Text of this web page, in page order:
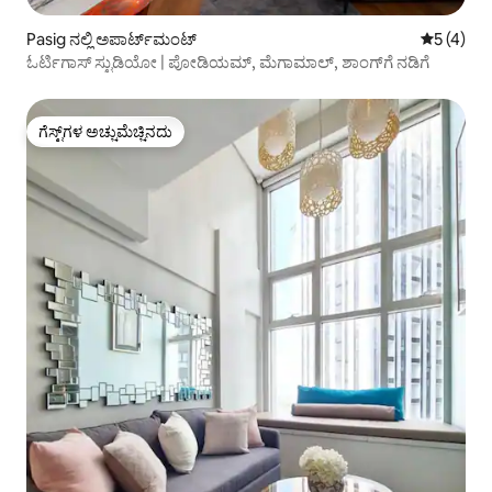
Pasig ನಲ್ಲಿ ಅಪಾರ್ಟ್‌ಮಂಟ್ 5 ರಲ್ಲಿ 5
5 (4)
ಓರ್ಟಿಗಾಸ್ ಸ್ಟುಡಿಯೋ | ಪೋಡಿಯಮ್, ಮೆಗಾಮಾಲ್, ಶಾಂಗ್‌ಗೆ ನಡಿಗೆ
ಗೆಸ್ಟ್‌ಗಳ ಅಚ್ಚುಮೆಚ್ಚಿನದು
ಗೆಸ್ಟ್‌ಗಳ ಅಚ್ಚುಮೆಚ್ಚಿನದು